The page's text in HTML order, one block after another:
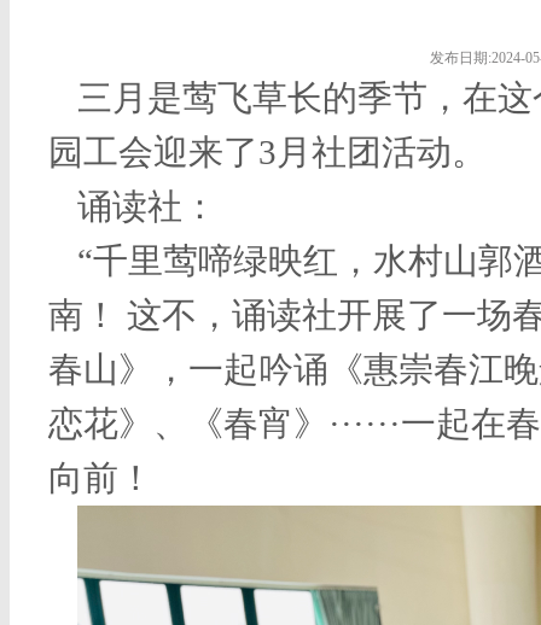
发布日期:2024-
三月是莺飞草长的季节，在
园工会迎来了3 月社团活动。
诵读社：
“千里莺啼绿映红，水村山郭
南！ 这不，诵读社开展了一场
春山》，一起吟诵《惠崇春江
恋花》、《春宵》 ······一起在
向前！